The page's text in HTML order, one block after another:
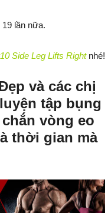
lần nữa.
Side Leg Lifts Rightnhé!
và các chị
tập bụng
vòng eo
thời gian mà